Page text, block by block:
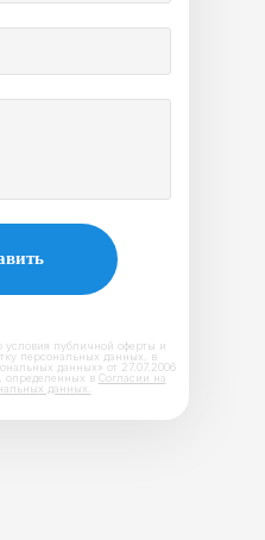
публичной оферты и
персональных данных, в
данных» от 27.07.2006
определенных в Согласии на
данных.